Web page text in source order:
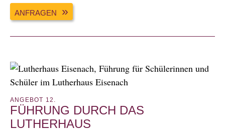
ANFRAGEN
ANGEBOT 12.
FÜHRUNG DURCH DAS
LUTHERHAUS